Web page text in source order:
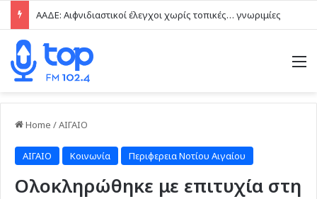
ΑΑΔΕ: Αιφνιδιαστικοί έλεγχοι χωρίς τοπικές… γνωριμίες
Home /ΑΙΓΑΙΟ
ΑΙΓΑΙΟ Κοινωνία Περιφερεια Νοτίου Αιγαίου
Ολοκληρώθηκε με επιτυχία στη